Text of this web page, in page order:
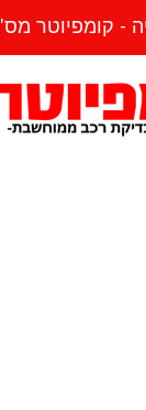
- קומפיוטר מס' 1